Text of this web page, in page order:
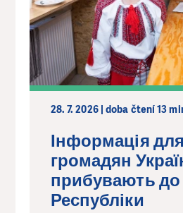
28. 7. 2026 | doba čtení 13
Інформація для
громадян
прибувають до
Республіки